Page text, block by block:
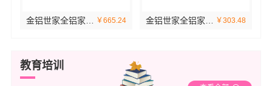
￥665.24 ￥303.48
教育培训